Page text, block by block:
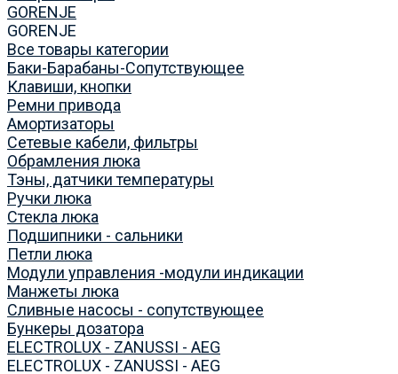
GORENJE
GORENJE
Все товары категории
Баки-Барабаны-Сопутствующее
Клавиши, кнопки
Ремни привода
Амортизаторы
Сетевые кабели, фильтры
Обрамления люка
Тэны, датчики температуры
Ручки люка
Стекла люка
Подшипники - сальники
Петли люка
Модули управления -модули индикации
Манжеты люка
Сливные насосы - сопутствующее
Бункеры дозатора
ELECTROLUX - ZANUSSI - AEG
ELECTROLUX - ZANUSSI - AEG